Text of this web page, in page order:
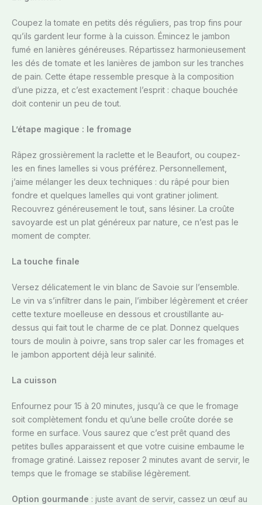
Coupez la tomate en petits dés réguliers, pas trop fins pour
qu’ils gardent leur forme à la cuisson. Émincez le jambon
fumé en lanières généreuses. Répartissez harmonieusement
les dés de tomate et les lanières de jambon sur les tranches
de pain. Cette étape ressemble presque à la composition
d’une pizza, et c’est exactement l’esprit : chaque bouchée
doit contenir un peu de tout.
L’étape magique : le fromage
Râpez grossièrement la raclette et le Beaufort, ou coupez-
les en fines lamelles si vous préférez. Personnellement,
j’aime mélanger les deux techniques : du râpé pour bien
fondre et quelques lamelles qui vont gratiner joliment.
Recouvrez généreusement le tout, sans lésiner. La croûte
savoyarde est un plat généreux par nature, ce n’est pas le
moment de compter.
La touche finale
Versez délicatement le vin blanc de Savoie sur l’ensemble.
Le vin va s’infiltrer dans le pain, l’imbiber légèrement et créer
cette texture moelleuse en dessous et croustillante au-
dessus qui fait tout le charme de ce plat. Donnez quelques
tours de moulin à poivre, sans trop saler car les fromages et
le jambon apportent déjà leur salinité.
La cuisson
Enfournez pour 15 à 20 minutes, jusqu’à ce que le fromage
soit complètement fondu et qu’une belle croûte dorée se
forme en surface. Vous saurez que c’est prêt quand des
petites bulles apparaissent et que votre cuisine embaume le
fromage gratiné. Laissez reposer 2 minutes avant de servir, le
temps que le fromage se stabilise légèrement.
Option gourmande : juste avant de servir, cassez un œuf au